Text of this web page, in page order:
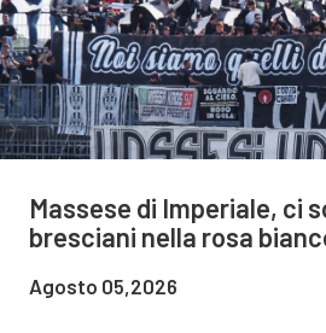
Massese di Imperiale, ci
bresciani nella rosa
Agosto 05,2026